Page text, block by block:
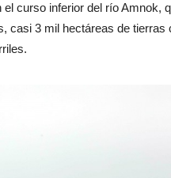
curso inferior del río Amnok,
casi 3 mil hectáreas de tierras